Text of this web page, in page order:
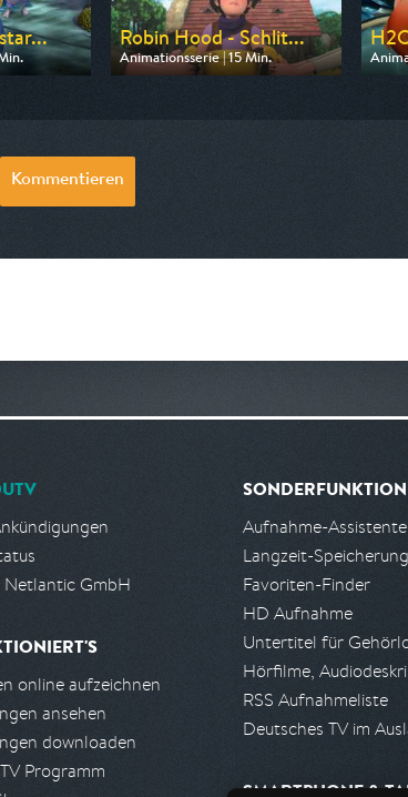
Robin Hood - Schlit...
Animationsserie | 15 Min.
Ausgestrahlt von ZDF
Kommentieren
Netlantic GmbH
online aufzeichnen
ansehen
downloaden
Programm
Aufnahme-
Langzeit-Speicherung
Favoriten-Finder
HD Aufnahme
Untertitel für
Hörfilme,
RSS Aufnahmeliste
Deutsches TV im
SMARTPHONE &